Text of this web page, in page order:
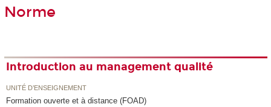
Norme
Introduction au management qualité
UNITÉ D’ENSEIGNEMENT
Formation ouverte et à distance (FOAD)